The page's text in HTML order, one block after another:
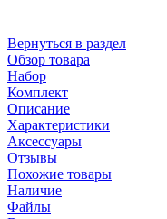
Вернуться в раздел
Обзор товара
Набор
Комплект
Описание
Характеристики
Аксессуары
Отзывы
Похожие товары
Наличие
Файлы